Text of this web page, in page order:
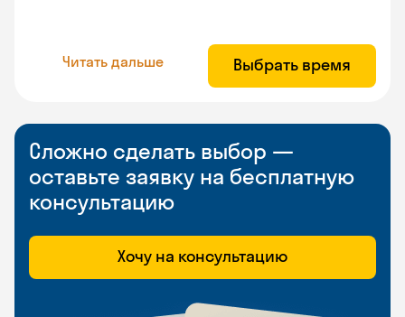
Читать дальше Выбрать время
Сложно сделать выбор —
оставьте заявку на бесплатную
консультацию
Хочу на консультацию